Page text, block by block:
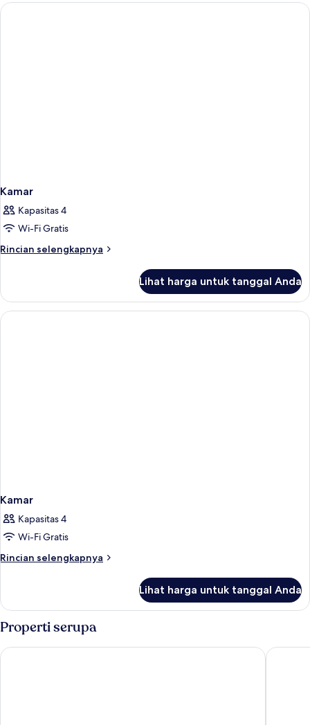
Kamar
Kapasitas 4
Wi-Fi Gratis
Rincian selengkapnya
Rincian
Kamar
Lihat harga untuk tanggal Anda
Kamar
Kapasitas 4
Wi-Fi Gratis
Rincian selengkapnya
Rincian
Kamar
Lihat harga untuk tanggal Anda
Properti serupa
Vagabond Inn Bishop Holiday